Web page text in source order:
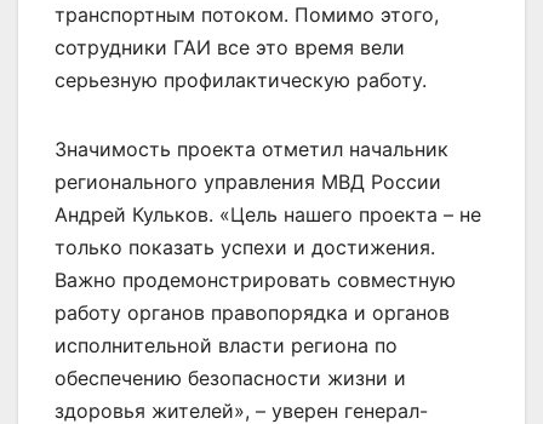
транспортным потоком. Помимо этого,
сотрудники ГАИ все это время вели
серьезную профилактическую работу.
Значимость проекта отметил начальник
регионального управления МВД России
Андрей Кульков. «Цель нашего проекта – не
только показать успехи и достижения.
Важно продемонстрировать совместную
работу органов правопорядка и органов
исполнительной власти региона по
обеспечению безопасности жизни и
здоровья жителей», – уверен генерал-